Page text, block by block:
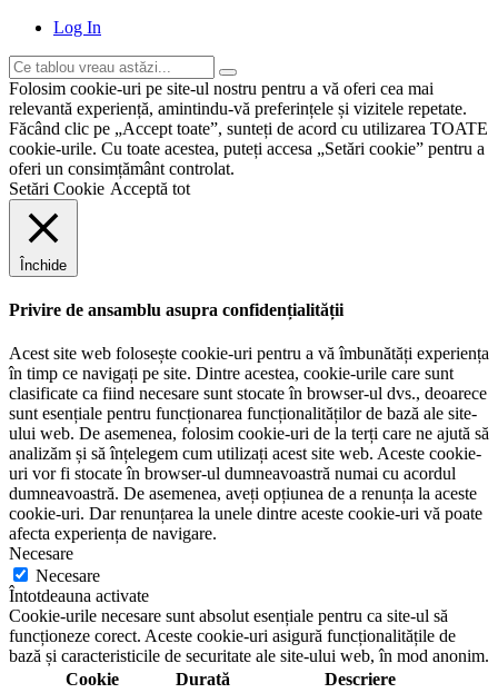
Log In
Folosim cookie-uri pe site-ul nostru pentru a vă oferi cea mai
relevantă experiență, amintindu-vă preferințele și vizitele repetate.
Făcând clic pe „Accept toate”, sunteți de acord cu utilizarea TOATE
cookie-urile. Cu toate acestea, puteți accesa „Setări cookie” pentru a
oferi un consimțământ controlat.
Setări Cookie Acceptă tot
Închide
Privire de ansamblu asupra confidențialității
Acest site web folosește cookie-uri pentru a vă îmbunătăți experiența
în timp ce navigați pe site. Dintre acestea, cookie-urile care sunt
clasificate ca fiind necesare sunt stocate în browser-ul dvs., deoarece
sunt esențiale pentru funcționarea funcționalităților de bază ale site-
ului web. De asemenea, folosim cookie-uri de la terți care ne ajută să
analizăm și să înțelegem cum utilizați acest site web. Aceste cookie-
uri vor fi stocate în browser-ul dumneavoastră numai cu acordul
dumneavoastră. De asemenea, aveți opțiunea de a renunța la aceste
cookie-uri. Dar renunțarea la unele dintre aceste cookie-uri vă poate
afecta experiența de navigare.
Necesare
Necesare
Întotdeauna activate
Cookie-urile necesare sunt absolut esențiale pentru ca site-ul să
funcționeze corect. Aceste cookie-uri asigură funcționalitățile de
bază și caracteristicile de securitate ale site-ului web, în ​​mod anonim.
Cookie
Durată Descriere